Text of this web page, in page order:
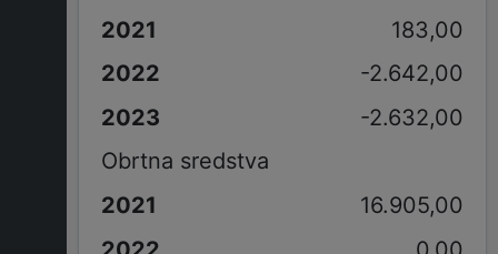
183,00
-2.642,00
-2.632,00
Obrtna sredstva
16.905,00